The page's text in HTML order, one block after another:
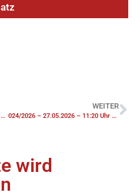
022/2026 – 17.05.2026 – 23:26 Uhr – TH1 Wasserschaden Gebäude
WEITER
024/2026 – 27.05.2026 – 11:20 Uhr – GEF2 Auslaufen größerer Menge Gefahrgut – Einsatz Gefahrgutzug
wird